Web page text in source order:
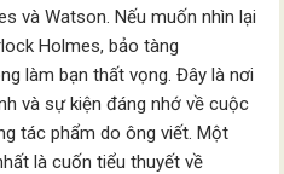
và Watson. Nếu muốn nhìn lại
Holmes, bảo tàng
làm bạn thất vọng. Đây là nơi
và sự kiện đáng nhớ về cuộc
tác phẩm do ông viết. Một
là cuốn tiểu thuyết về